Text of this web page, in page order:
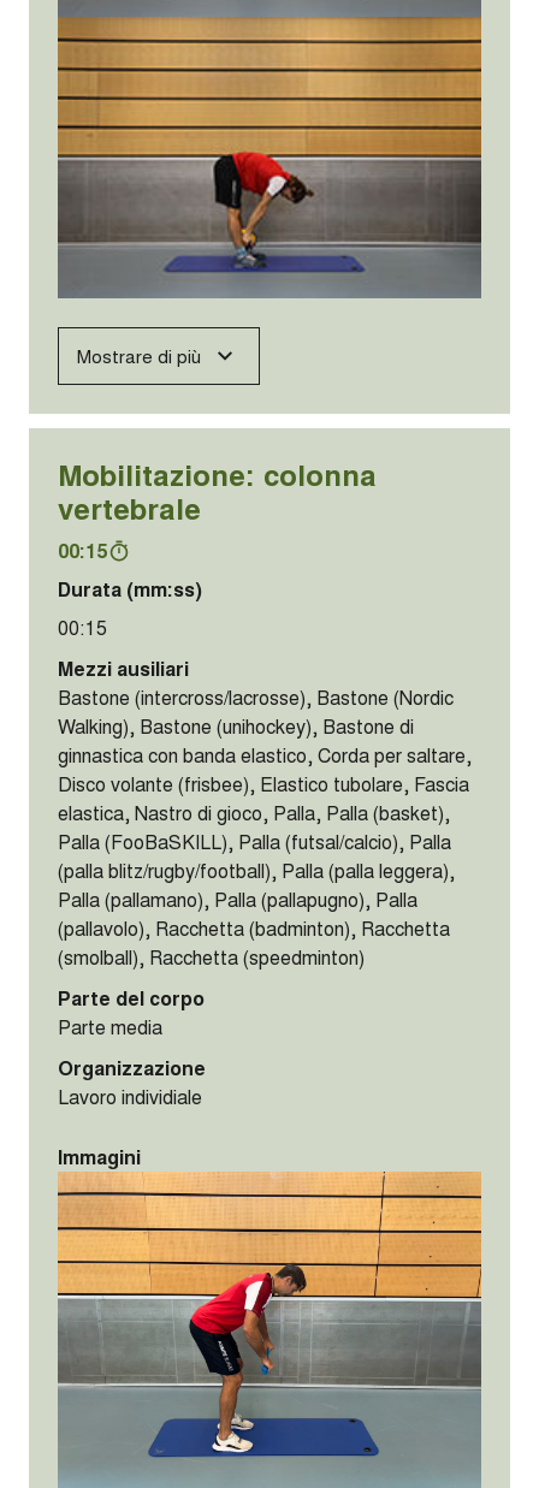
Mostrare di più
Mobilitazione: colonna
vertebrale
00:15
Durata (mm:ss)
00:15
Mezzi ausiliari
Bastone (intercross/lacrosse), Bastone (Nordic
Walking), Bastone (unihockey), Bastone di
ginnastica con banda elastico, Corda per saltare,
Disco volante (frisbee), Elastico tubolare, Fascia
elastica, Nastro di gioco, Palla, Palla (basket),
Palla (FooBaSKILL), Palla (futsal/calcio), Palla
(palla blitz/rugby/football), Palla (palla leggera),
Palla (pallamano), Palla (pallapugno), Palla
(pallavolo), Racchetta (badminton), Racchetta
(smolball), Racchetta (speedminton)
Parte del corpo
Parte media
Organizzazione
Lavoro individiale
Immagini